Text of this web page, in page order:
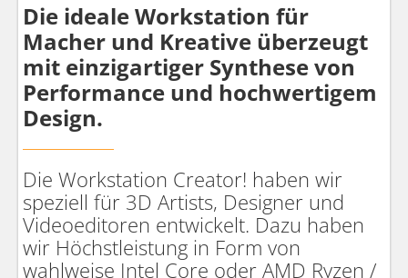
Die ideale Workstation für
Macher und Kreative überzeugt
mit einzigartiger Synthese von
Performance und hochwertigem
Design.
Die Workstation Creator! haben wir
speziell für 3D Artists, Designer und
Videoeditoren entwickelt. Dazu haben
wir Höchstleistung in Form von
wahlweise Intel Core oder AMD Ryzen /